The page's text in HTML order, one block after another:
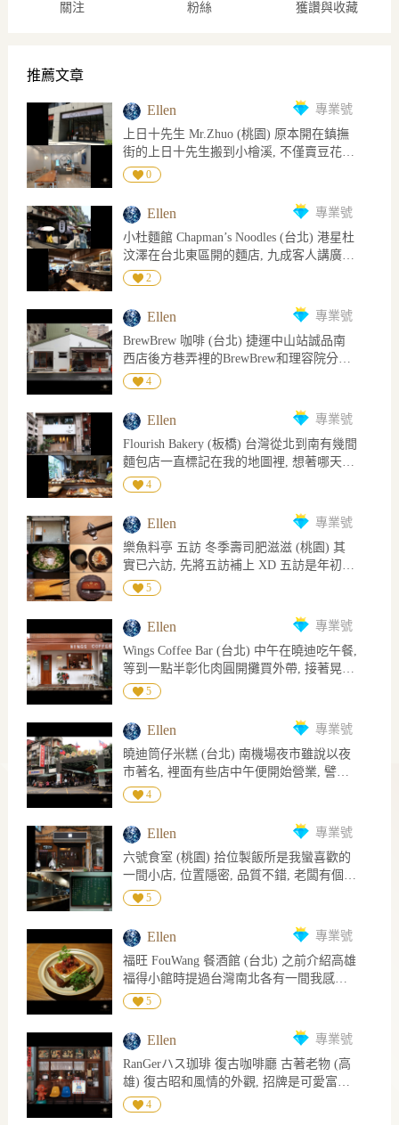
關注 粉絲 獲讚與收藏
推薦文章
Ellen
專業號
上日十先生 Mr.Zhuo (桃園) 原本開在鎮撫
街的上日十先生搬到小檜溪, 不僅賣豆花仙
草還加入鹹食, 空間明亮乾淨座位不少, 供
餐具放置回收台 主打以豆花和仙草做變化,
各種甜品加配料或做成飲料, 鹹食有蔥香豬
油拌飯/五香豬五花飯/肉羹清湯, 種類不多
但鹹甜都有, 想全部品嚐可點組合套餐優惠
10元且附一杯200cc飲品, 可加價升級正常
低消, 如客滿限時60分鐘, 另外消費滿400元
能折抵對面停車場的一小時停車費 五香豬
五花飯, 豬五花切條狀肥瘦相間, 肉香且不
鹹, 瘦肉四塊裡有一塊偏乾卡牙縫其它不
會, 肥肉入口化開完全不油膩, 我愛肥肉多
椒味重, 肉羹不小塊非整塊肉裹魚漿比較像
貢丸 仙草茶無糖很好喝, 清爽解膩, 傳統豆
花偏硬, 用湯匙切時感覺比嫩豆腐稍硬一
0
Ellen
專業號
小杜麵館 Chapman’s Noodles (台北) 港星杜
汶澤在台北東區開的麵店, 九成客人講廣東
話, 不少人拉行李來用餐, 感覺香港人很捧
進門第一件事不是安排座位而是在門口點
餐機點餐, 選擇餐點付錢找零刷載具要花時
間(只收現金), 輪到我用機器已是開門營業
12分鐘後了 點完餐由店員安排座位, 空間
不大走道稍擠, 中間長桌要併桌, 一個人被
房出入口, 店員們不時在身後穿梭十分忙
碌, 座位不能坐太後面不然會影響店員進
出, 加上45分鐘要吃完兩樣, 對我來說吃得
倉促實在太趕, 緊迫的用餐環境確實感受到
真切的香港vibe XD 點了油爆南乳豬手炸醬
溫潤香醇濃而不膩, 喝了嘴巴黏黏膠質豐
富, 花膠是筒狀, 顏色白皙肉不算厚, 沒討厭
的乾物味這點就能從及格分數起跳! 油爆南
手幾乎全是筋與皮和油脂, 南乳調味再炸,
酥特別入味 今日飾品: Chanel Vintage 項鍊
2
Ellen
專業號
BrewBrew 咖啡 (台北) 捷運中山站誠品南
西店後方巷弄裡的BrewBrew和理容院分據
一棟老房子兩側, 讓我想起大阪
分為二, 只是大阪那棟大很多 內部空間呈L
字型, 四分之一是吧台, 座位不多稍微擁擠,
不適合超過兩人以上聚會, 因地方小, 聊天
聲一多顯得特別嘈雜, 這要看運氣了, 若剛
好都是單人, 大家看書的看書發呆的發呆打
仍是悠閒愜意 戶外能坐只是下雨桌椅沒擺
出來, 雨停後有客人要求坐外頭, 店家便從
裡面搬了矮桌和小凳子, 原來窗下矮矮木板
是椅子, 而高起水泥那塊前面放張圓凳也成
了位子 每人低消一杯飲品, 有插座和洗手
髒除了牛奶和濃縮還加入蜂蜜伯爵茶, 乍喝
奇妙地有木瓜牛奶的感覺, 尾韻咖啡奶香果
香殘留挺好喝, 就是帶咖啡香的伯爵奶茶!
肉桂捲回烤後表層酥脆裡面微黏, 肉桂適量
錯 今日飾品: 紅寶鑽戒
4
Ellen
專業號
Flourish Bakery (板橋) 台灣從北到南有幾間
麵包店一直標記在我的地圖裡, 想著哪天剛
好到附近再來去探探, 今天要介紹的
一早先到廢咖喝咖啡, 接著去秦朝老碗麵吃
油潑麵配肉夾饃, 新北藝文中心看完相聲再
晃來Flourish Bakery買麵包回家, 完美的行
程! 知道相聲看完時間不早怕想買的麵包已
完售, 還好可以請店家預留, 預訂還有個好
問有問有機會, 像我想買的明太子法國就是
如此 8) 一樓是麵包店有設置內用區, 二樓
看起來應是烘焙室, 小小空間充分利用, 開
放式展示櫃拿盤子自取, 預留的麵包則會事
先包好放在後面架子上, 排隊結帳再領麵
子鹹香味濃, 開心果芳婷麵包乾爽非鬆軟,
開心果比預期濃, 招牌胖草莓麵包非常柔
軟, 餅乾酥粒鋪底, 擠層義式奶油霜放草莓
油感略微明顯, 整體感覺不像在吃草莓鮮奶
飾品: Cartier 鑽戒
4
Ellen
專業號
樂魚料亭 五訪 冬季壽司肥滋滋 (桃園) 其
實已六訪, 先將五訪補上 XD 五訪是年初冬
天魚生正肥美時, 肥滋滋超好吃!! 而且這次
近, 有些料理重複但還是有差別, 可能是目
前六次裡最驚豔的一次~ 午餐2500+10%僅
收現金 當日餐點: 先付 松葉蟹, 宮崎珍珠貝
柱, 松葉蟹玉子豆腐, 真鯛(握), 白魽(握), 黑
鮪魚腹(握), 鰆魚(握), 鱈魚白子天婦羅, 鰤
膽, 炸鰻魚天婦羅, 白魽釜飯, 味噌湯, 玉子
燒, 甜點 榛果費南雪 第一次吃到的有炸珍
珠貝柱, QQ脆脆具纖維感, 還有鱈魚白子天
婦羅, 紫蘇葉包鱈魚白子炸, 粉漿薄脆酥, 白
子炸過後稠且綿非水嫩類型味道濃厚完全
魽鰤魚鮪魚皆富含油脂, 香甜油潤入口即
化, 另外榛果費南雪奶油味濃, 微微黏牙的
濕潤感很好, 不過就是太薄, 厚一點會更好
年購買, 有機會再來介紹 今日飾品: 純真鑽
5
Ellen
專業號
Wings Coffee Bar (台北) 中午在曉迪吃午餐,
等到一點半彰化肉圓開攤買外帶, 接著晃去
Wings喝咖啡再回家, 路程很順, 時間卡得剛
他們在籌備二店因此原本外帶店的營業時
間變得不固定, 想去的話最好先確認是否有
營業 位在三元街上的Wings以外帶為主, 外
設置簡單桌椅可內用, 這天雖烏雲密佈, 風
大吹得挺舒服, 坐戶外喝咖啡悠閒愜意, 只
點多, 不僅咖啡加料, 喝完頭髮衣服包包還
多了好多裝飾品 XD 內用低消每人一杯飲
品, 不限時; 飲料選擇不多但價格不貴, 對茶
油雞飯和熱壓吐司蠻感興趣, 不過剛吃午餐
了, 胃只剩甜點空間 下午茶點了女神拿鐵
打得細, 桂花香氣明顯, 溫和順口非常好喝!
花型檸檬塔迷你小巧大概三口吃完, 作為餐
後甜點淺嚐解饞不是為了充飢吃飽我覺得
餡冰冰的酸度不低, 回溫後口感更滑順, 檸
Love XII 項鍊
5
Ellen
專業號
曉迪筒仔米糕 (台北) 南機場夜市雖說以夜
市著名, 裡面有些店中午便開始營業, 譬如
有兩大門神之稱的曉迪筒仔米糕和山內雞
11點開始賣到晚上, 並非晚上才吃得到! 白
天生意就不錯, 客人絡繹不絕, 今天的心情
想吃點滷肉飯所以選擇曉迪 走近拿張點餐
單, 詢問一位店員大姐內用是否要等? 她帶
我走到後方座位區說可以坐那兒, 我不確定
的店舖營業只是白天空著讓曉迪用, 總之完
全沒有等到即刻入座, 很好 8) 點了滷肉飯
配豬腳滷白菜還有冬瓜排骨酥湯, 有肉有菜
有飯有湯, 一個人這樣吃絕對飽, perfect! 滷
肉是肥肉帶皮, 看似醬色深, 實則不會太鹹
得不錯, 粒粒分明軟硬適中, 配上滷汁剛剛
好~ 豬腳更是讓人驚艷, 味道重一些, 嚼著
有滷製香, 皮Q肉嫩筋脆! 白菜滷透透軟嫩
入味, 蔬菜的鮮甜完全顯現, 裡頭放蝦米和
蛋酥, 而冬瓜排骨酥湯不會太油膩, 沒有過
4
Ellen
專業號
六號食室 (桃園) 拾位製飯所是我蠻喜歡的
一間小店, 位置隱密, 品質不錯, 老闆有個性
XD 去年夏天拾位歇業, 本以為老闆需要多
前另一區開新餐廳, 更名為六號食室 六號
食室在舊遠東百貨後方巷子,吧台呈一字型,
走道寬敞許多, 開放式廚房可欣賞料理過
程, 試營運主菜只有牛肉與豬肉漢堡排兩
種, 配菜每個月換一次, 老闆是說每月六號
法皆有詳細介紹, 包括哪裡產的, 讓人明顯
感受到對食材的用心 入座時闆娘送來一杯
熱的冬瓜麥茶, 餐點我點了麻原酒造柚子梅
酒搭配牛肉漢堡排餐! 牛肉漢堡排選用美國
安格斯板腱+翼板牛, 肉絞得細仍保留部分
5
Ellen
專業號
福旺 FouWang 餐酒館 (台北) 之前介紹高雄
福得小館時提過台灣南北各有一間我感興
趣的福字開頭餐酒館, 台北的便是今天要介
現址在通化街比較靠近六張犁, 聽過許多朋
友的好評, 據說老闆夫妻倆曾於文華東方任
職, 令人期待值滿滿 店內座位不多設置在
一側, 另一側是廚房和整排酒櫃, 雖想走近
看一看, 但老闆娘非常有個性, 在餐廳裡除
5
Ellen
專業號
RanGerハス珈琲 復古咖啡廳 古著老物 (高
雄) 復古昭和風情的外觀, 招牌是可愛富士
山, 開放式吧台與料理空間, 一樓座位不多
4